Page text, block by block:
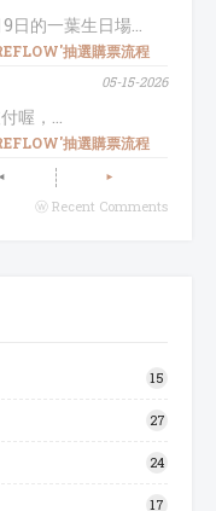
日的一葉生日場...
抽選購票流程
05-15-2026
喔，...
抽選購票流程
◄ ►
ⓦ Recent Comments
15
27
24
17